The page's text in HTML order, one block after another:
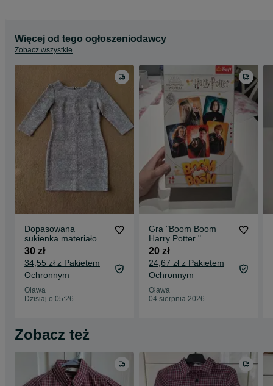
Więcej od tego ogłoszeniodawcy
Zobacz wszystkie
Dopasowana
sukienka materiałowa
Mini
30 zł
34,55 zł z Pakietem
Ochronnym
Oława
Dzisiaj o 05:26
Gra "Boom Boom
Harry Potter "
20 zł
24,67 zł z Pakietem
Ochronnym
Oława
04 sierpnia 2026
Zobacz też